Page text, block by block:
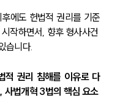
에도 헌법적 권리를 기준
작하면서, 향후 형사사건
습니다.
적 권리 침해를 이유로 다
사법개혁 3법의 핵심 요소